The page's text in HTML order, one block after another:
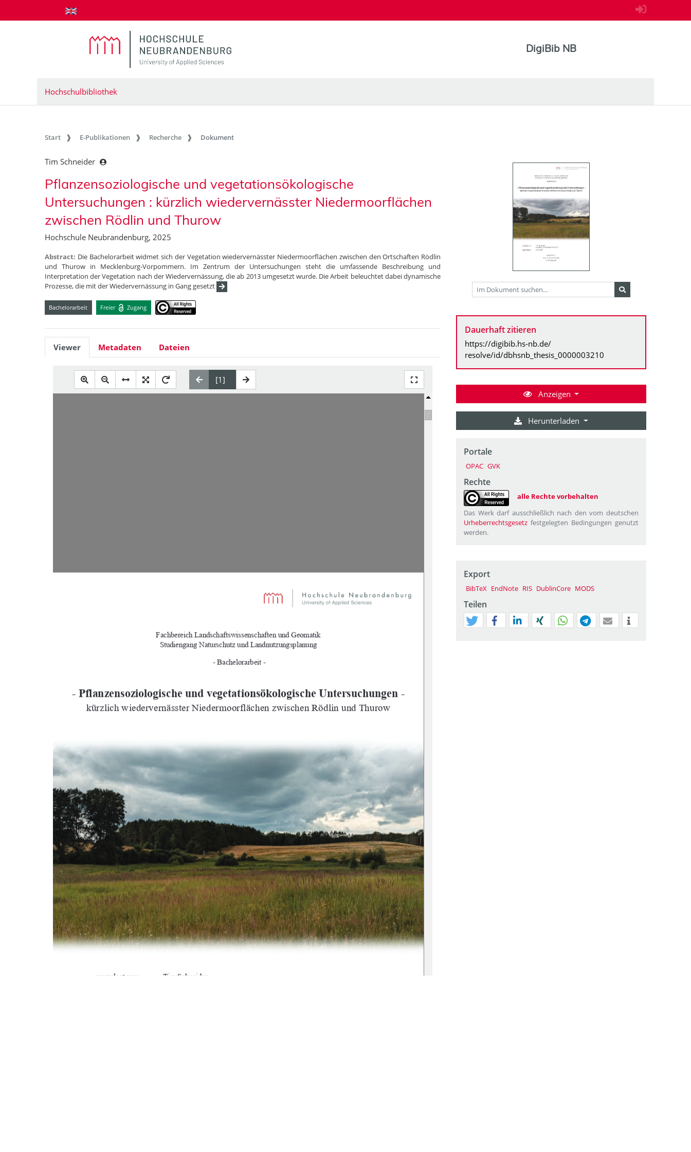
zum Inhalt springen
DigiBib NB
Hochschulbibliothek
Start E-Publikationen Recherche Dokument
Tim Schneider
Pflanzensoziologische und vegetationsökologische
Untersuchungen : kürzlich wiedervernässter Niedermoorflächen
zwischen Rödlin und Thurow
Hochschule Neubrandenburg, 2025
Abstract: Die Bachelorarbeit widmet sich der Vegetation wiedervernässter Niedermoorflächen zwischen den Ortschaften Rödlin
und Thurow in Mecklenburg-Vorpommern. Im Zentrum der Untersuchungen steht die umfassende Beschreibung und
Interpretation der Vegetation nach der Wiedervernässung, die ab 2013 umgesetzt wurde. Die Arbeit beleuchtet dabei dynamische
Prozesse, die mit der Wiedervernässung in Gang gesetzt
Bachelorarbeit Freier Zugang
Viewer Metadaten Dateien
Fachbereich Landschaftswissenschaften und Geomatik
Studiengang Naturschutz und Landnutzungsplanung
- Bachelorarbeit -
- Pflanzensoziologische und vegetationsökologische Untersuchungen -
kürzlich wiedervernässter Niedermoorflächen zwischen Rödlin und Thurow
vorgelegt von: Tim Schneider
Dauerhaft zitieren
https://digibib.hs-nb.de/
resolve/id/dbhsnb_thesis_0000003210
Anzeigen
Herunterladen
Portale
OPAC GVK
Rechte
alle Rechte vorbehalten
Das Werk darf ausschließlich nach den vom deutschen
Urheberrechtsgesetz festgelegten Bedingungen genutzt
werden.
Export
BibTeX EndNote RIS DublinCore MODS
Teilen